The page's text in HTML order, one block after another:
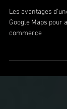
pour
commerce
commerce